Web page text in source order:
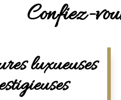
Confiez-
luxueuses